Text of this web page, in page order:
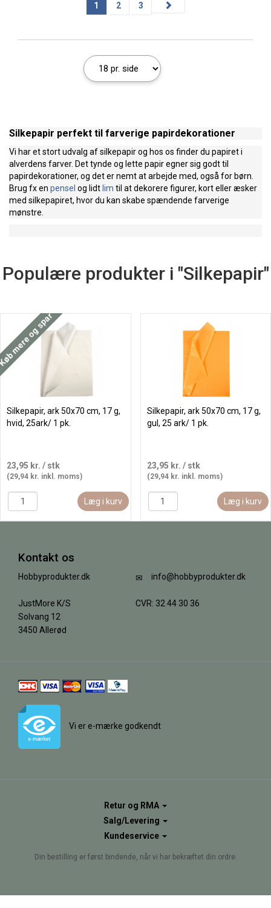
1 2 3
Silkepapir perfekt til farverige papirdekorationer
Vi har et stort udvalg af silkepapir og hos os finder du papiret i
alverdens farver. Det tynde og lette papir egner sig godt til
papirdekorationer, og det er nemt at arbejde med, også for børn.
Brug fx en pensel og lidt lim til at dekorere figurer, kort eller æsker
med silkepapiret, hvor du kan skabe spændende farverige
mønstre.
Populære produkter i "Silkepapir"
mere og spar
Silkepapir, ark 50x70 cm, 17 g,
hvid, 25ark/ 1 pk.
23,95 kr. / stk
(29,94 kr. inkl. moms)
Læg i kurv
Silkepapir, ark 50x70 cm, 17 g,
gul, 25 ark/ 1 pk.
23,95 kr. / stk
(29,94 kr. inkl. moms)
Læg i kurv
Kontakt os
Hobbyprodukter.dk
JustMore K/S
Solvang 12
3450 Allerød
info@hobbyprodukter.dk
CVR: 32 44 30 36
Vi er e-mærke godkendt
Retur og RMA
Salg/Levering
Kundeservice
Din bestilling er først bindende, når vi har bekræftet din ordre.